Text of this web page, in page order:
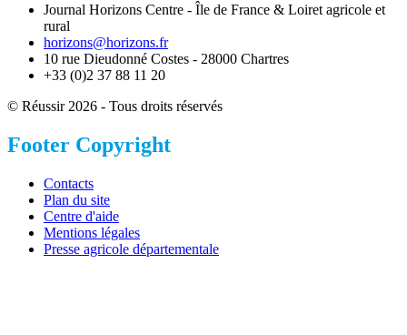
Journal Horizons Centre - Île de France & Loiret agricole et
rural
horizons@horizons.fr
10 rue Dieudonné Costes - 28000 Chartres
+33 (0)2 37 88 11 20
© Réussir 2026 - Tous droits réservés
Footer Copyright
Contacts
Plan du site
Centre d'aide
Mentions légales
Presse agricole départementale